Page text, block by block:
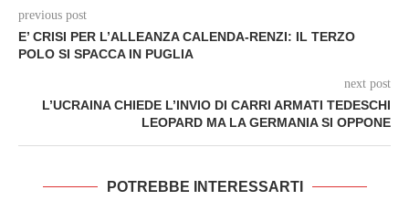
previous post
E’ CRISI PER L’ALLEANZA CALENDA-RENZI: IL TERZO
POLO SI SPACCA IN PUGLIA
next post
L’UCRAINA CHIEDE L’INVIO DI CARRI ARMATI TEDESCHI
LEOPARD MA LA GERMANIA SI OPPONE
POTREBBE INTERESSARTI